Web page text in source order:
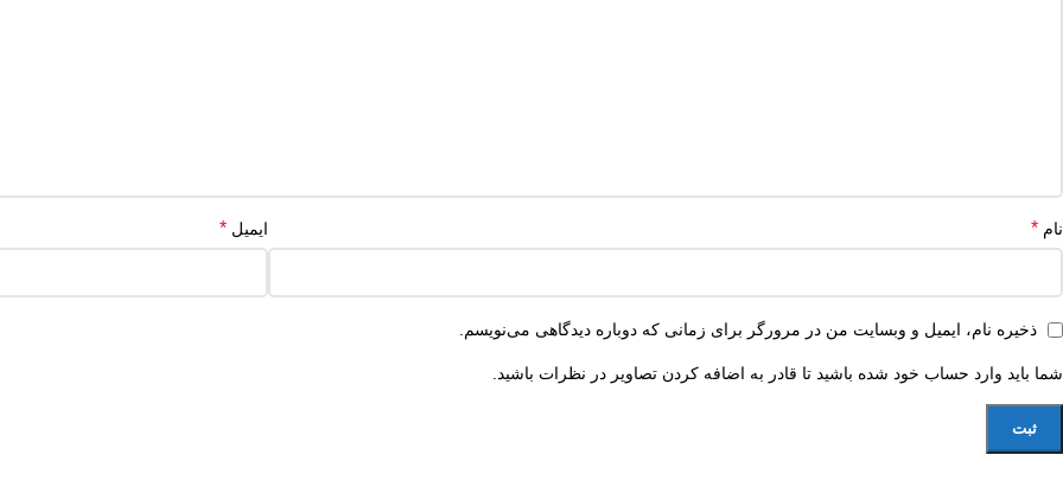
نام * ایمیل *
ذخیره نام، ایمیل و وبسایت من در مرورگر برای زمانی که دوباره دیدگاهی می‌نویسم.
شما باید وارد حساب خود شده باشید تا قادر به اضافه کردن تصاویر در نظرات باشید.